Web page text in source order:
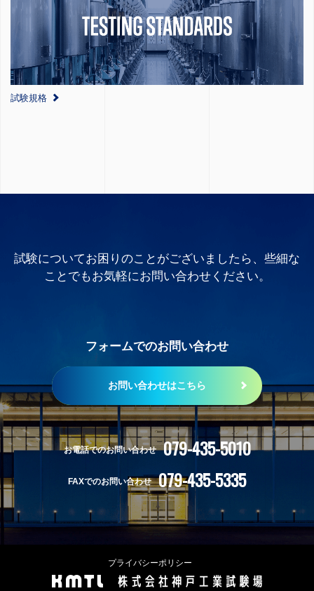
試験規格
試験についてお困りのことがございましたら、些細な
ことでもお気軽にお問い合わせください。
フォームでのお問い合わせ
お問い合わせはこちら
お電話でのお問い合わせ 079-435-5010
FAXでのお問い合わせ 079-435-5335
プライバシーポリシー